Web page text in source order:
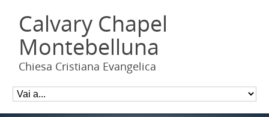
Calvary Chapel
Montebelluna
Chiesa Cristiana Evangelica